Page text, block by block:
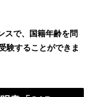
スで、国籍年齢を問
験することができま